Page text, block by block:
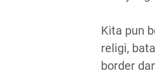
Kita pun
religi,
border